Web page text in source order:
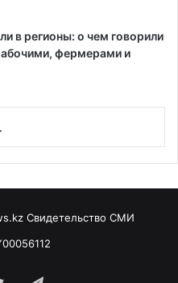
в регионы: о чем говорили
фермерами и
Свидетельство СМИ